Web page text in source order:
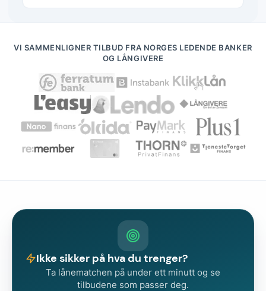
VI SAMMENLIGNER TILBUD FRA NORGES LEDENDE BANKER
OG LÅNGIVERE
Ikke sikker på hva du trenger?
Ta lånematchen på under ett minutt og se
tilbudene som passer deg.